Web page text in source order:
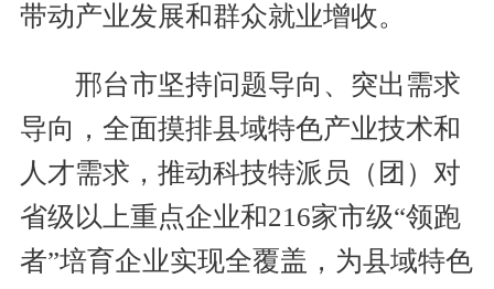
带动产业发展和群众就业增收。
邢台市坚持问题导向、突出需求
导向，全面摸排县域特色产业技术和
人才需求，推动科技特派员（团）对
省级以上重点企业和216家市级“领跑
者”培育企业实现全覆盖，为县域特色